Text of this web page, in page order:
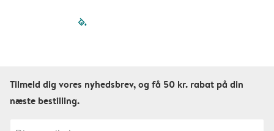
filled-pagination
Tilmeld dig vores nyhedsbrev, og få 50 kr. rabat på din
næste bestilling.